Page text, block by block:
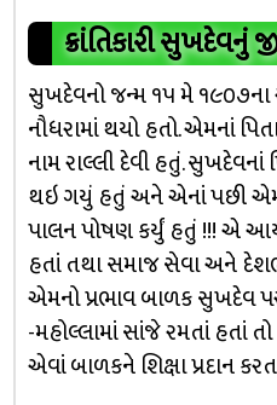
ક્રાંતિકારી સુખદેવનું
સુખદેવનો જન્મ ૧૫ મે ૧૯૦૭ના
નૌધરામાં થયો હતો. એમનાં
નામ રાલ્લી દેવી હતું.
થઇ ગયું હતું અને એનાં પછી
પાલન પોષણ કર્યું હતું !!! એ
હતાં તથા સમાજ સેવા અને
એમનો પ્રભાવ બાળક સુખદેવ
-મહોલ્લામાં સાંજે રમતાં હતાં
એવાં બાળકને શિક્ષા પ્રદાન